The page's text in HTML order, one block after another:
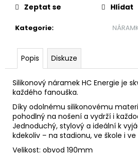
Kategorie:
Zeptat se Hlídat
Popis Diskuze
Silikonový náramek HC Energie je
každého fanouška.
Díky odolnému silikonovému
pohodlný na nošení a vydrží i
Jednoduchý, stylový a ideální k
kdekoliv – na stadionu, ve škole i
Velikost: obvod 190mm
m
TRIKO
PLAY
OFF
SEMIFINÁLE
25-
26
77
Kč
Původně:
150